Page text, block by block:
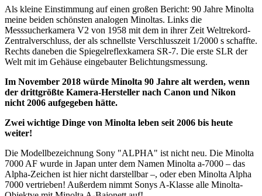
Als kleine Einstimmung auf einen großen Bericht: 90 Jahre Minolta
meine beiden schönsten analogen Minoltas. Links die
Messsucherkamera V2 von 1958 mit dem in ihrer Zeit Weltrekord-
Zentralverschluss, der als schnellste Verschlusszeit 1/2000 s schaffte.
Rechts daneben die Spiegelreflexkamera SR-7. Die erste SLR der
Welt mit im Gehäuse eingebauter Belichtungsmessung.
Im November 2018 würde Minolta 90 Jahre alt werden, wenn
der drittgrößte Kamera-Hersteller nach Canon und Nikon
nicht 2006 aufgegeben hätte.
Zwei wichtige Dinge von Minolta leben seit 2006 bis heute
weiter!
Die Modellbezeichnung Sony "ALPHA" ist nicht neu. Die Minolta
7000 AF wurde in Japan unter dem Namen Minolta a-7000 – das
Alpha-Zeichen ist hier nicht darstellbar –, oder eben Minolta Alpha
7000 vertrieben! Außerdem nimmt Sonys A-Klasse alle Minolta-